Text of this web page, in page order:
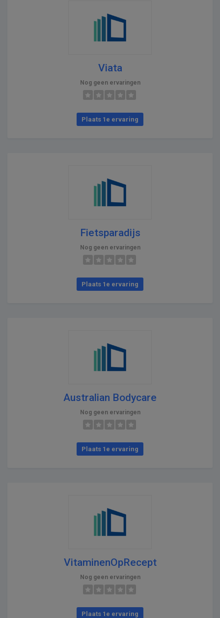
Viata
Nog geen ervaringen
Plaats 1e ervaring
Fietsparadijs
Nog geen ervaringen
Plaats 1e ervaring
Australian Bodycare
Nog geen ervaringen
Plaats 1e ervaring
VitaminenOpRecept
Nog geen ervaringen
Plaats 1e ervaring